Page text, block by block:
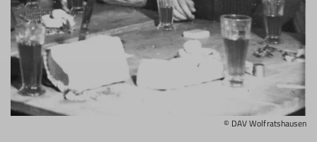
© DAV Wolfratshausen